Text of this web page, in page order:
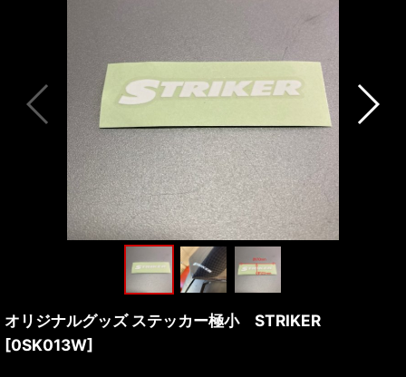
オリジナルグッズ ステッカー極小 STRIKER
[0SK013W]